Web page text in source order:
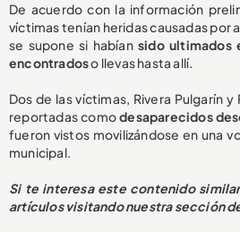
De acuerdo con la información
víctimas tenían heridas causadas por
se supone si habíansido ultimados
encontradoso llevas hasta allí.
Dos de las víctimas, Rivera Pulgarín y
reportadas comodesaparecidos
fueron vistos movilizándose en una
municipal.
Si te interesa este contenido
artículos visitando nuestra sección